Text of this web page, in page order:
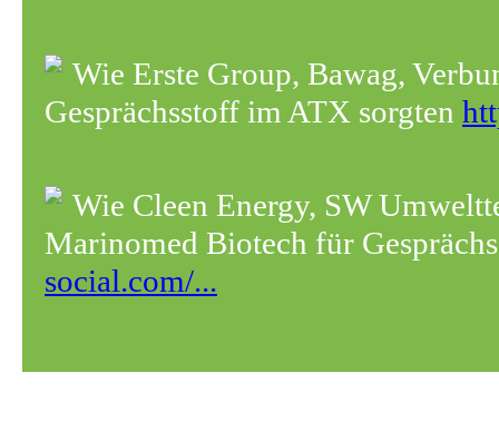
Wie Erste Group, Bawag,
Gesprächsstoff im ATX sorgten
Wie Cleen Energy, SW
Marinomed Biotech für
social.com/...